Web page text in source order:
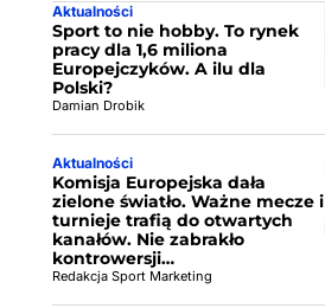
Aktualności
Sport to nie hobby. To rynek
pracy dla 1,6 miliona
Europejczyków. A ilu dla
Polski?
Damian Drobik
Aktualności
Komisja Europejska dała
zielone światło. Ważne mecze i
turnieje trafią do otwartych
kanałów. Nie zabrakło
kontrowersji…
Redakcja Sport Marketing